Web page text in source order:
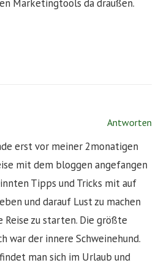
Marketingtools da draußen.
Antworten
erst vor meiner 2monatigen
mit dem bloggen angefangen
Tipps und Tricks mit auf
und darauf Lust zu machen
Reise zu starten. Die größte
war der innere Schweinehund.
man sich im Urlaub und